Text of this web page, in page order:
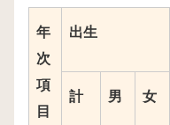
年
次
項
目
出生
計 男 女